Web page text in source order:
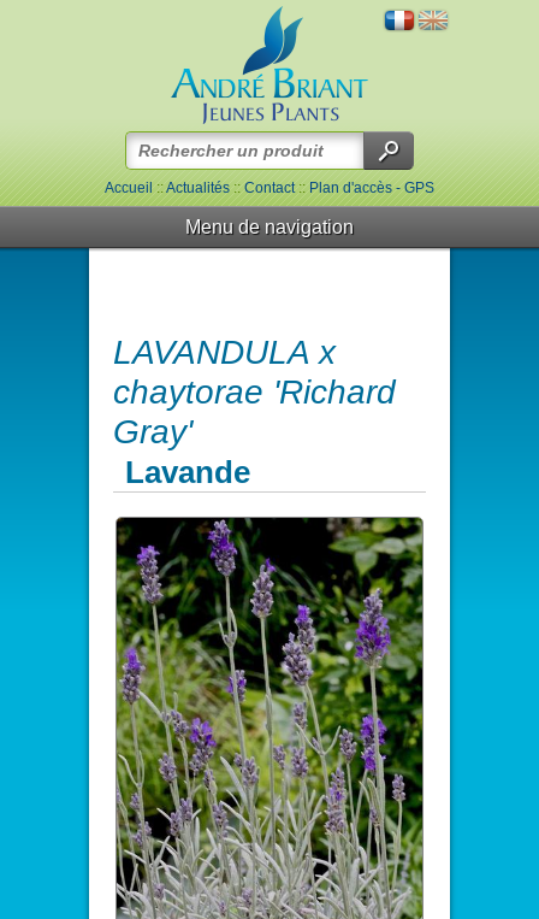
Accueil::Actualités::Contact::Plan d'accès - GPS
Menu de navigation
LAVANDULA x
chaytorae 'Richard
Gray'
Lavande